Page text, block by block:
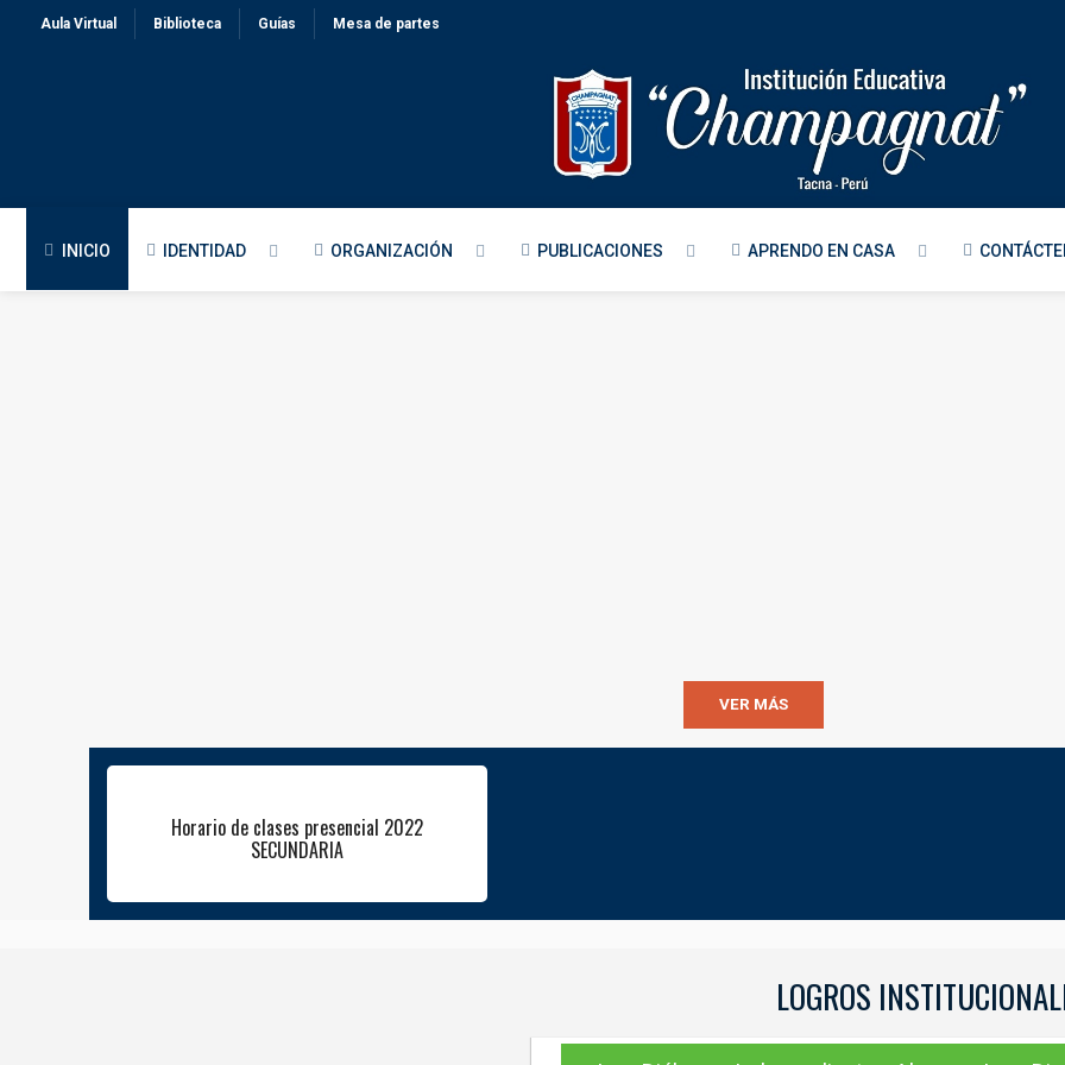
Aula Virtual Biblioteca Guías Mesa de partes
INICIO IDENTIDAD ORGANIZACIÓN PUBLICACIONES APRENDO EN CASA
VER MÁS
Horario de clases presencial 2022
SECUNDARIA
LOGROS